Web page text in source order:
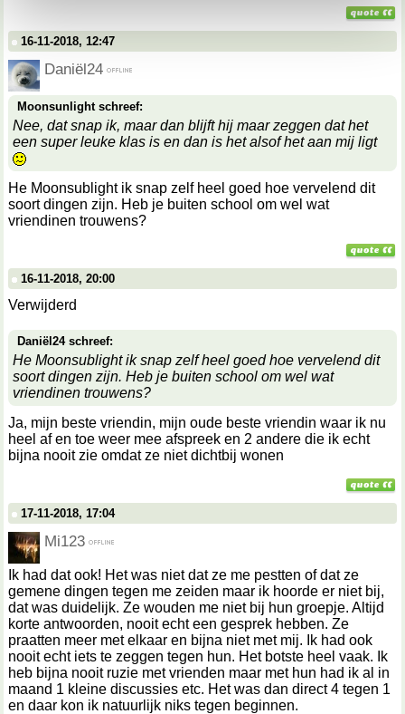
16-11-2018, 12:47
Daniël24
Moonsunlight schreef:
Nee, dat snap ik, maar dan blijft hij maar zeggen dat het
een super leuke klas is en dan is het alsof het aan mij ligt
He Moonsublight ik snap zelf heel goed hoe vervelend dit
soort dingen zijn. Heb je buiten school om wel wat
vriendinen trouwens?
16-11-2018, 20:00
Verwijderd
Daniël24 schreef:
He Moonsublight ik snap zelf heel goed hoe vervelend dit
soort dingen zijn. Heb je buiten school om wel wat
vriendinen trouwens?
Ja, mijn beste vriendin, mijn oude beste vriendin waar ik nu
heel af en toe weer mee afspreek en 2 andere die ik echt
bijna nooit zie omdat ze niet dichtbij wonen
17-11-2018, 17:04
Mi123
Ik had dat ook! Het was niet dat ze me pestten of dat ze
gemene dingen tegen me zeiden maar ik hoorde er niet bij,
dat was duidelijk. Ze wouden me niet bij hun groepje. Altijd
korte antwoorden, nooit echt een gesprek hebben. Ze
praatten meer met elkaar en bijna niet met mij. Ik had ook
nooit echt iets te zeggen tegen hun. Het botste heel vaak. Ik
heb bijna nooit ruzie met vrienden maar met hun had ik al in
maand 1 kleine discussies etc. Het was dan direct 4 tegen 1
en daar kon ik natuurlijk niks tegen beginnen.